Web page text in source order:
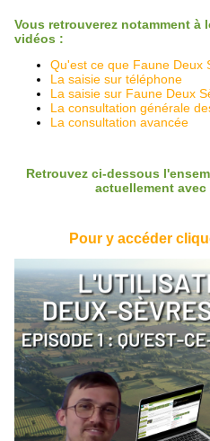
Vous retrouverez notamment à
vidéos :
Qu'est ce que Faune Deux
La saisie sur téléphone
La saisie sur Faune Deux
La consultation générale
La consultation avancée
Retrouvez ci-dessous
actuellement
Pour y accéder